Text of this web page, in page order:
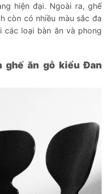
hiện đại. Ngoài ra, ghế
còn có nhiều màu sắc đa
các loại bàn ăn và phong
ghế ăn gỗ kiểu Đan